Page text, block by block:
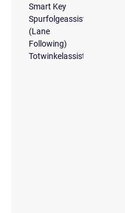
Smart Key
Spurfolgeassistent
(Lane
Following)
Totwinkelassistent